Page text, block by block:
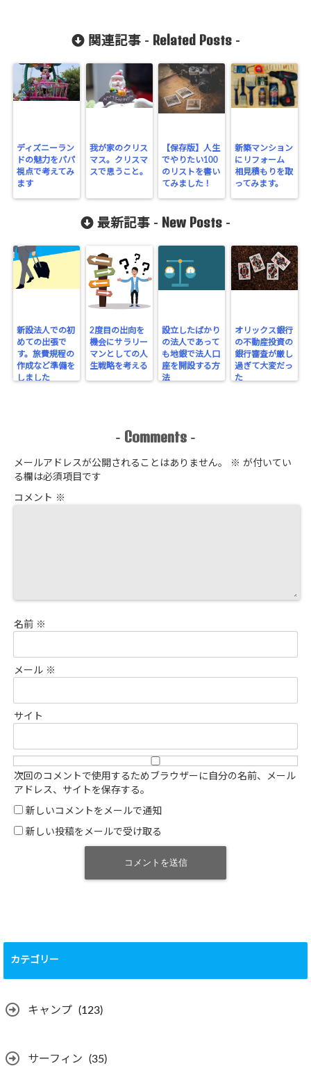
関連記事 - Related Posts-
ディズニーラン
ドの魅力をパパ
視点で考えてみ
ます
我が家のクリス
マス。クリスマ
スで思うこと。
【保存版】人生
でやりたい100
のリストを書い
てみました！
新築マンション
にリフォーム
相見積もりを取
ってみます。
最新記事 - New Posts -
新設法人での初
めての出張で
す。旅費規程の
作成など準備を
しました
2度目の出向を
機会にサラリー
マンとしての人
生戦略を考える
設立したばかり
の法人であって
も地銀で法人口
座を開設する方
法
オリックス銀行
の不動産投資の
銀行審査が厳し
過ぎて大変だっ
た
- Comments -
メールアドレスが公開されることはありません。 ※ が付いてい
る欄は必須項目です
コメント ※
名前 ※
メール ※
サイト
次回のコメントで使用するためブラウザーに自分の名前、メール
アドレス、サイトを保存する。
新しいコメントをメールで通知
新しい投稿をメールで受け取る
カテゴリー
キャンプ (123)
サーフィン (35)